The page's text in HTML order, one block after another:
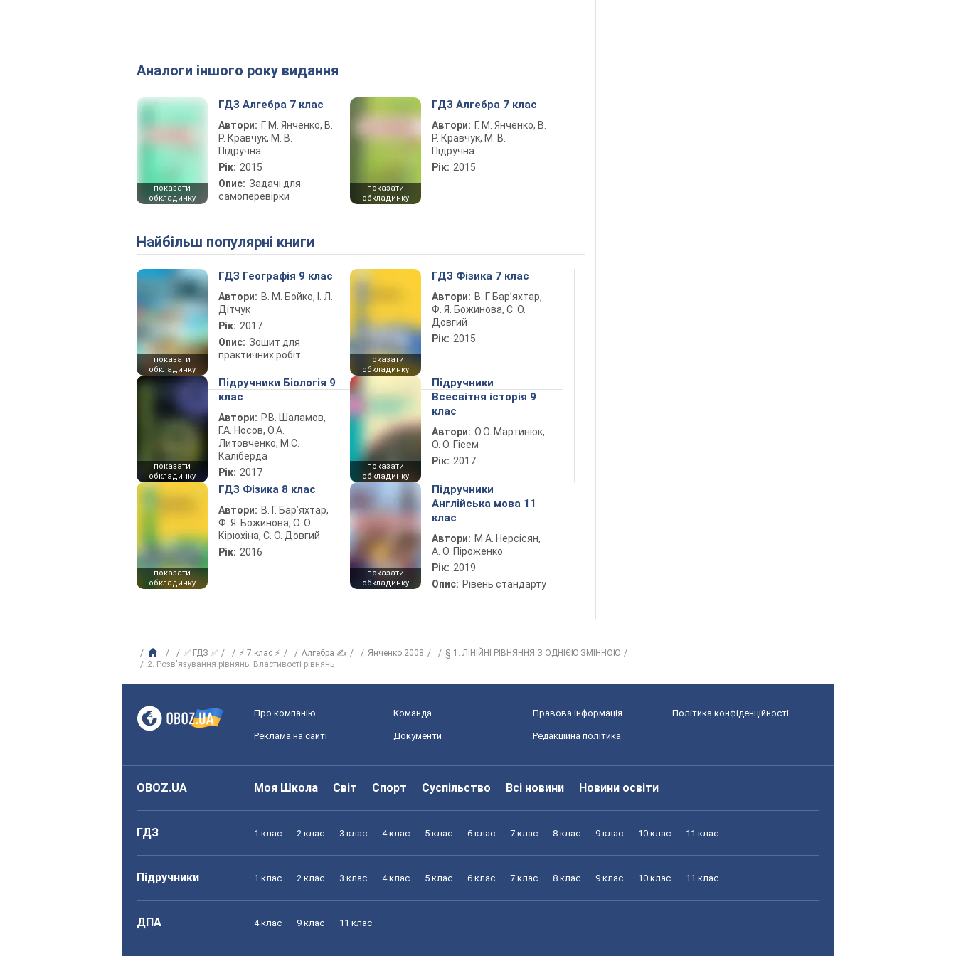
Аналоги іншого року видання
показати
обкладинку
ГДЗ Алгебра 7 клас
Автори: Г. М. Янченко, В.
Р. Кравчук, М. В.
Підручна
Рік: 2015
Опис: Задачі для
самоперевірки
показати
обкладинку
ГДЗ Алгебра 7 клас
Автори: Г. М. Янченко, В.
Р. Кравчук, М. В.
Підручна
Рік: 2015
Найбільш популярні книги
показати
обкладинку
ГДЗ Географія 9 клас
Автори: В. М. Бойко, І. Л.
Дітчук
Рік: 2017
Опис: Зошит для
практичних робіт
показати
обкладинку
ГДЗ Фізика 7 клас
Автори: В. Г. Бар’яхтар,
Ф. Я. Божинова, С. О.
Довгий
Рік: 2015
показати
обкладинку
Підручники Біологія 9
клас
Автори: Р.В. Шаламов,
Г.А. Носов, О.А.
Литовченко, М.С.
Каліберда
Рік: 2017
показати
обкладинку
Підручники
Всесвітня історія 9
клас
Автори: О.О. Мартинюк,
О. О. Гісем
Рік: 2017
показати
обкладинку
ГДЗ Фізика 8 клас
Автори: В. Г. Бар’яхтар,
Ф. Я. Божинова, О. О.
Кірюхіна, С. О. Довгий
Рік: 2016
показати
обкладинку
Підручники
Англійська мова 11
клас
Автори: М.А. Нерсісян,
А. О. Піроженко
Рік: 2019
Опис: Рівень стандарту
✅ ГДЗ ✅ ⚡ 7 клас ⚡ Алгебра ✍ Янченко 2008
§ 1. ЛІНІЙНІ РІВНЯННЯ З ОДНІЄЮ ЗМІННОЮ
2. Розв'язування рівнянь. Властивості рівнянь
Про компанію Команда Правова інформація Політика конфіденційності
Реклама на сайті Документи Редакційна політика
OBOZ.UA Моя Школа Світ Спорт Суспільство Всі новини Новини освіти
ГДЗ 1 клас 2 клас 3 клас 4 клас 5 клас 6 клас 7 клас 8 клас 9 клас 10 клас 11 клас
Підручники 1 клас 2 клас 3 клас 4 клас 5 клас 6 клас 7 клас 8 клас 9 клас 10 клас 11 клас
ДПА 4 клас 9 клас 11 клас